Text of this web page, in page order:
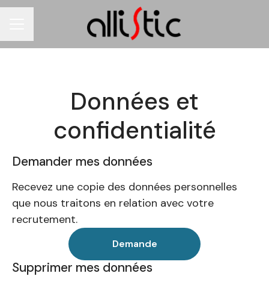
Données et
confidentialité
Demander mes données
Recevez une copie des données personnelles
que nous traitons en relation avec votre
recrutement.
Demande
Supprimer mes données